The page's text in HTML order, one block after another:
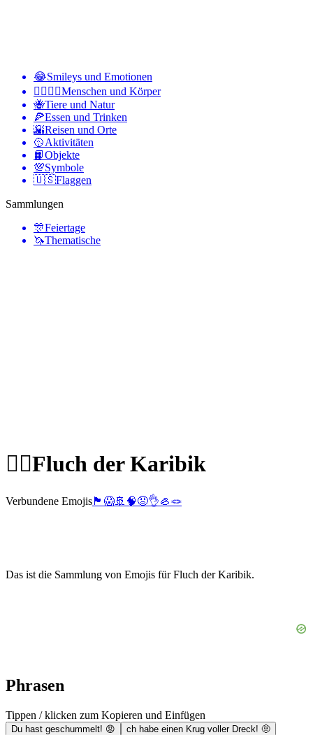
😂Smileys und Emotionen
👩‍❤️‍💋‍👨Menschen und Körper
🐝Tiere und Natur
🍕Essen und Trinken
🌇Reisen und Orte
🥎Aktivitäten
📙Objekte
💯Symbole
🇺🇸Flaggen
Sammlungen
🎊Feiertage
🦄Thematische
🏴‍☠️Fluch der Karibik
Verbundene Emojis 🏴󠁧󠁢󠁥󠁮󠁧󠁿 😱🚢 🧠😡👌🦪🪢
Das ist die Sammlung von Emojis für Fluch der Karibik.
Phrasen
Tippen / klicken zum Kopieren und Einfügen
Du hast geschummelt! 😡
ch habe einen Krug voller Dreck! 🤨